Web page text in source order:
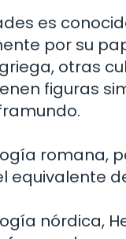
es
por su
otras
figuras
romana,
equivalente
nórdica,